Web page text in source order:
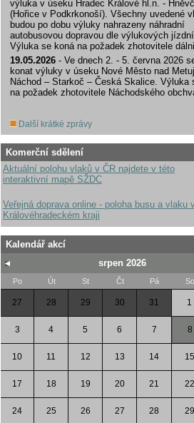
výluka v úseku Hradec Králové hl.n. -
(Hořice v Podkrkonoší). Všechny uvedené
budou po dobu výluky nahrazeny náhradní
autobusovou dopravou dle výlukových
Výluka se koná na požadek zhotovitele
19.05.2026 - Ve dnech 2. - 5. června 2026
konat výluky v úseku Nové Město nad
Náchod – Starkoč – Česká Skalice. Výluka
na požadek zhotovitele Náchodského
Další krátké zprávy
Komerční sdělení
Aktuální polohu vlaků v ČR najdete v této
interaktivní mapě SŽDC
Veřejná doprava online - poloha busu a vlaku
Královéhradeckém kraji
Kalendář akcí
srpen 2026
Po Út St Čt Pá So
27 28 29 30 31 1
3 4 5 6 7 8
10 11 12 13 14 15
17 18 19 20 21 22
24 25 26 27 28 29